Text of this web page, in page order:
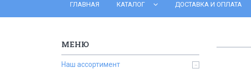
ГЛАВНАЯ КАТАЛОГ ДОСТАВКА И ОПЛАТА
Наш ассортимент